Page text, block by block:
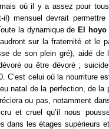
où il y a assez pour
il) mensuel devrait
la dynamique de El hoyo
sur la fraternité et le
de son plein gré), aidé de
ou être dévoré ;
C’est celui où la nourriture
natal de la perfection, de
ou pas, notamment
et cruel qu’il nous
dans les étages supérieurs